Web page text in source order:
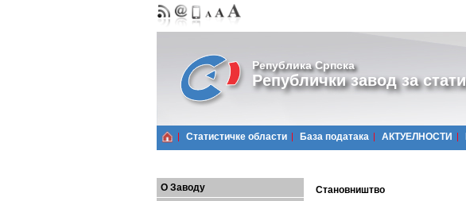
Република Српска
Републички завод за
Статистичке области Базa података АКТУЕЛНОСТИ
О Заводу
Становништво